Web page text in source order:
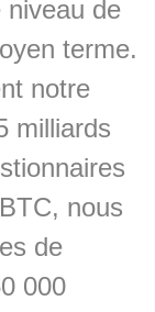
niveau de
terme.
notre
milliards
nous
de
000